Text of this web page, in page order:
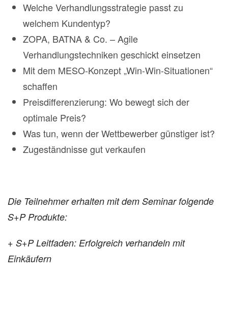
Welche Verhandlungsstrategie passt zu
welchem Kundentyp?
ZOPA, BATNA & Co. – Agile
Verhandlungstechniken geschickt einsetzen
Mit dem MESO-Konzept „Win-Win-Situationen“
schaffen
Preisdifferenzierung: Wo bewegt sich der
optimale Preis?
Was tun, wenn der Wettbewerber günstiger ist?
Zugeständnisse gut verkaufen
Die Teilnehmer erhalten mit dem Seminar folgende
S+P Produkte:
+ S+P Leitfaden: Erfolgreich verhandeln mit
Einkäufern